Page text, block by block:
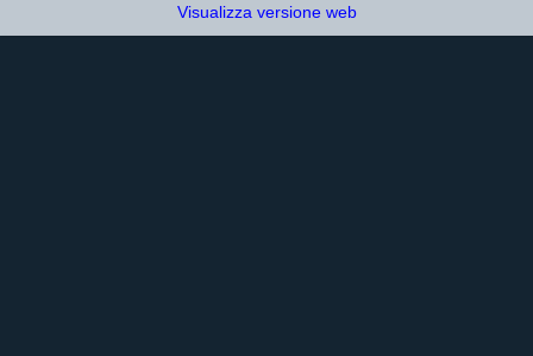
Visualizza versione web